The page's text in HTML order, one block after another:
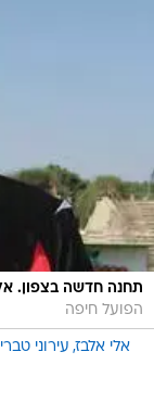
תחנה חדשה בצפון.
הפועל חיפה
אלי אלבז עירוני